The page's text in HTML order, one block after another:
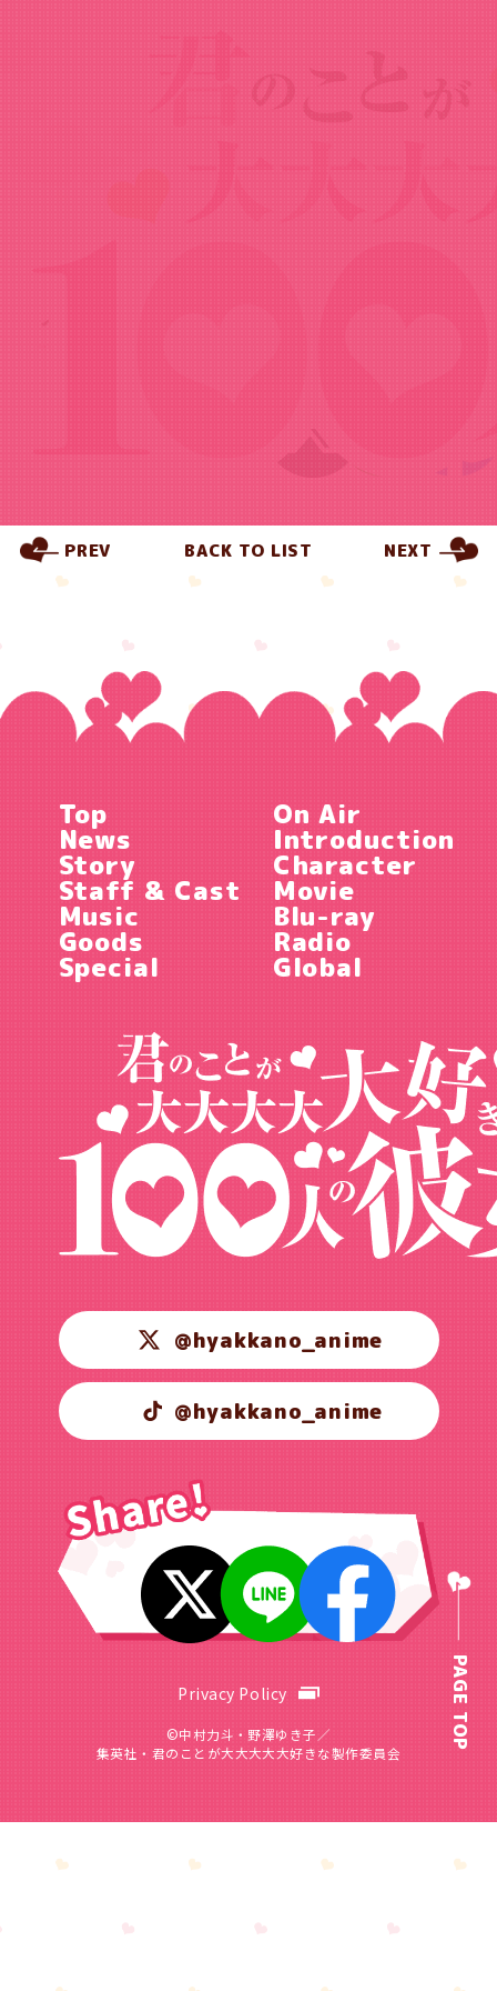
News
ノンクレジットED
PREV BACK TO LIST NEXT
Top On Air
News Introduction
Story Character
Staff & Cast Movie
Music Blu-ray
Goods Radio
Special Global
@hyakkano_anime
@hyakkano_anime
Privacy Policy
©中村力斗・野澤ゆき子／
集英社・君のことが大大大大大好きな製作委員会
PAGE TOP